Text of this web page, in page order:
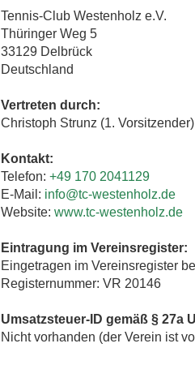
Tennis-Club Westenholz e.V.
Thüringer Weg 5
33129 Delbrück
Deutschland
Vertreten durch:
Christoph Strunz (1. Vorsitzender)
Kontakt:
Telefon: +49 170 2041129
E-Mail: info@tc-westenholz.de
Website: www.tc-westenholz.de
Eintragung im Vereinsregister:
Eingetragen im Vereinsregister
Registernummer: VR 20146
Umsatzsteuer-ID gemäß § 27a
Nicht vorhanden (der Verein ist